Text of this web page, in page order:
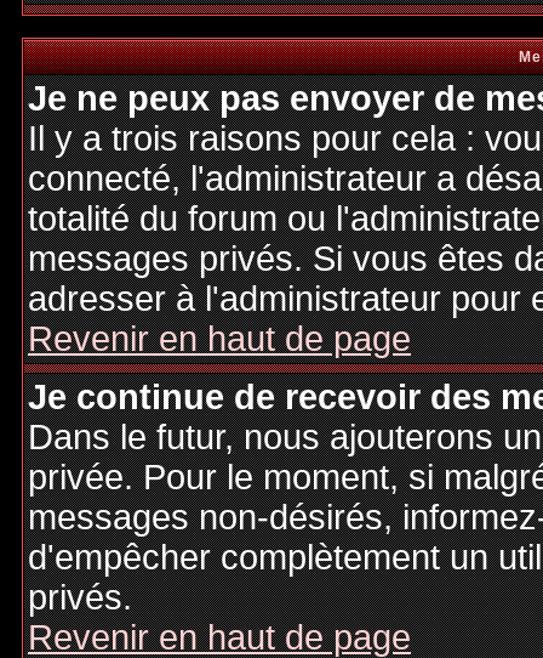
Je ne peux pas envoyer de
Il y a trois raisons pour cela :
connecté, l'administrateur a
totalité du forum ou
messages privés. Si vous êtes
adresser à l'administrateur pour
Revenir en haut de page
Je continue de recevoir des
Dans le futur, nous ajouterons
privée. Pour le moment, si
messages non-désirés,
d'empêcher complètement un
privés.
Revenir en haut de page